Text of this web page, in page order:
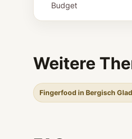
Budget
Weitere
Fingerfood in Bergisch